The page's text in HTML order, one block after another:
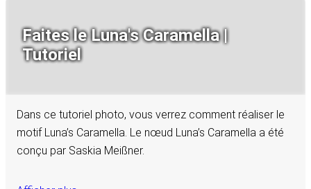
Faites le Luna's Caramella |
Tutoriel
Dans ce tutoriel photo, vous verrez comment réaliser le
motif Luna’s Caramella. Le nœud Luna’s Caramella a été
conçu par Saskia Meißner.